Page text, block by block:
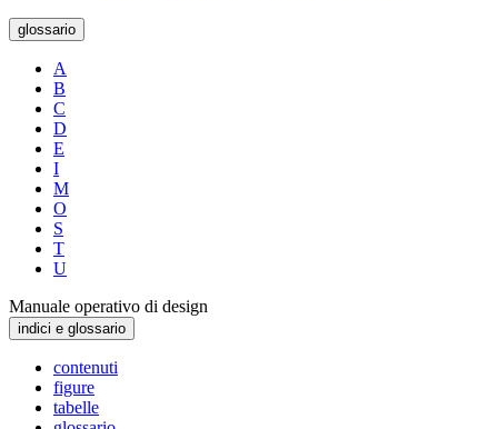
glossario
A
B
C
D
E
I
M
O
S
T
U
Manuale operativo di design
indici e glossario
contenuti
figure
tabelle